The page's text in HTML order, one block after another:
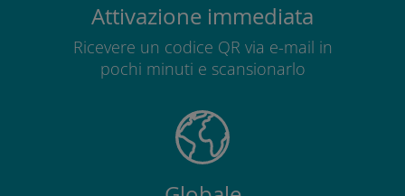
Attivazione immediata
Ricevere un codice QR via e-mail in
pochi minuti e scansionarlo